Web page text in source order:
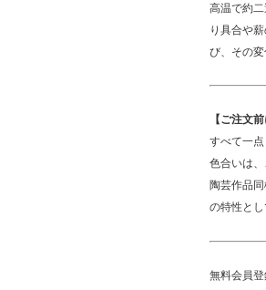
高温で約
り具合や
び、その変
【ご注文
すべて一点
色合いは
陶芸作品
の特性とし
無料会員